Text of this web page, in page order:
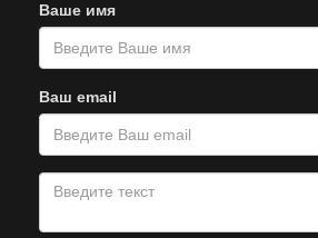
Ваше имя
Ваш email